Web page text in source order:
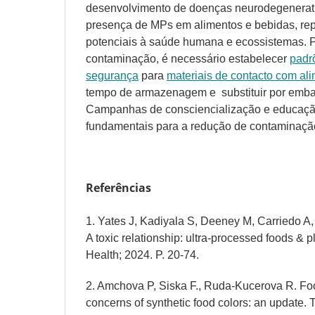
desenvolvimento de doenças
presença de MPs em alimentos e bebidas,
potenciais à saúde humana e ecossistemas.
contaminação, é necessário estabelecer
segurança para materiais de contacto com
tempo de armazenagem e substituir por
Campanhas de consciencialização e
fundamentais para a redução de
Referências
1. Yates J, Kadiyala S, Deeney M, Carriedo
A toxic relationship: ultra-processed foods &
Health; 2024. P. 20-74.
2. Amchova P, Siska F., Ruda-Kucerova R.
concerns of synthetic food colors: an update.